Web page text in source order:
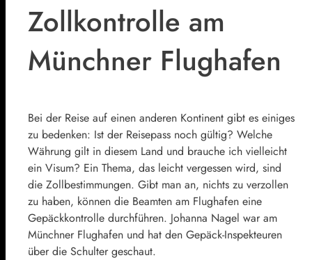
Zollkontrolle am
Münchner Flughafen
Bei der Reise auf einen anderen Kontinent gibt es einiges
zu bedenken: Ist der Reisepass noch gültig? Welche
Währung gilt in diesem Land und brauche ich vielleicht
ein Visum? Ein Thema, das leicht vergessen wird, sind
die Zollbestimmungen. Gibt man an, nichts zu verzollen
zu haben, können die Beamten am Flughafen eine
Gepäckkontrolle durchführen. Johanna Nagel war am
Münchner Flughafen und hat den Gepäck-Inspekteuren
über die Schulter geschaut.